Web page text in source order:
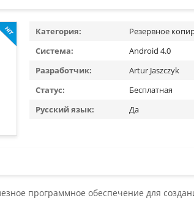
Категория:
Резервное
Система:
Android 4.0
Разработчик:
Artur Jaszczyk
Статус:
Бесплатная
Русский язык:
Да
программное обеспечение для